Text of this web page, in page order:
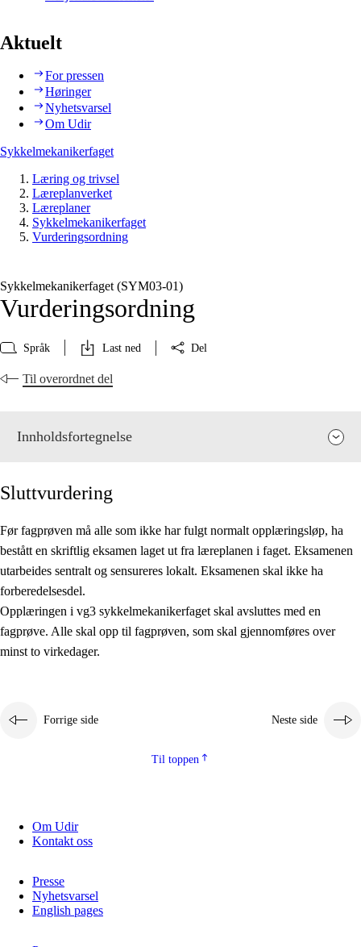
Aktuelt
For pressen
Høringer
Nyhetsvarsel
Om Udir
Sykkelmekanikerfaget
Læring og trivsel
Læreplanverket
Læreplaner
Sykkelmekanikerfaget
Vurderingsordning
Sykkelmekanikerfaget (SYM03‑01)
Vurderingsordning
Språk Last ned Del
Til overordnet del
Innholdsfortegnelse
Fagets relevans og sentrale verdier
Tverrfaglige temaer
Grunnleggende ferdigheter
Sluttvurdering
Før fagprøven må alle som ikke har fulgt normalt opplæringsløp, ha
bestått en skriftlig eksamen laget ut fra læreplanen i faget. Eksamenen
utarbeides sentralt og sensureres lokalt. Eksamenen skal ikke ha
forberedelsesdel.
Opplæringen i vg3 sykkelmekanikerfaget skal avsluttes med en
fagprøve. Alle skal opp til fagprøven, som skal gjennomføres over
minst to virkedager.
Forrige side Neste side
Til toppen
Om Udir
Kontakt oss
Presse
Nyhetsvarsel
English pages